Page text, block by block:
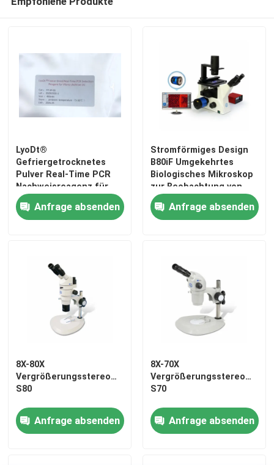
Haus
Produkte
Videos
Über uns
Fabrik-Ausflug
Treten Sie mit uns in Verbindung
Nachrichten
LyoDt®
Gefriergetrocknetes
Pulver Real-Time PCR
Nachweisreagenz für
Vibrio cholerae O1 -
Keine Kühlkette
erforderlich &
Anfrage absenden
Stromförmiges Design
B80iF Umgekehrtes
Biologisches Mikroskop
zur Beobachtung von
Zellgewebe
Anfrage absenden
8X-80X
Vergrößerungsstereomikroskop
S80
Anfrage absenden
8X-70X
S70
Anfrage absenden